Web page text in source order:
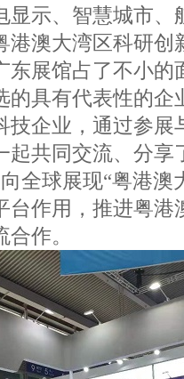
显示、智慧城市、
港澳大湾区科研创
东展馆占了不小的
的具有代表性的
技企业，通过参展
起共同交流、分享
全球展现“粤港澳
台作用，推进粤港
作。